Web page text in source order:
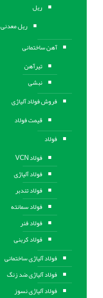
ریل
ریل معدنی
آهن ساختمانی
تیرآهن
نبشی
فروش فولاد آلیاژی
قیمت فولاد
فولاد
فولاد VCN
فولاد آلیاژی
فولاد تندبر
فولاد سمانته
فولاد فنر
فولاد کربنی
فولاد آلیاژی ساختمانی
فولاد آلیاژی ضد زنگ
فولاد آلیاژی نسوز